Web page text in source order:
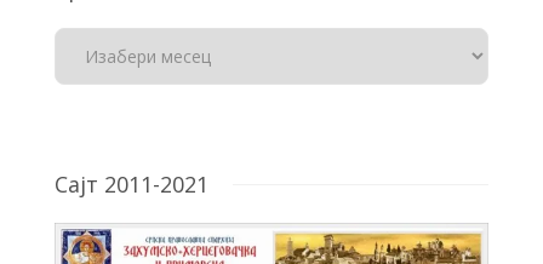
Сајт 2011-2021